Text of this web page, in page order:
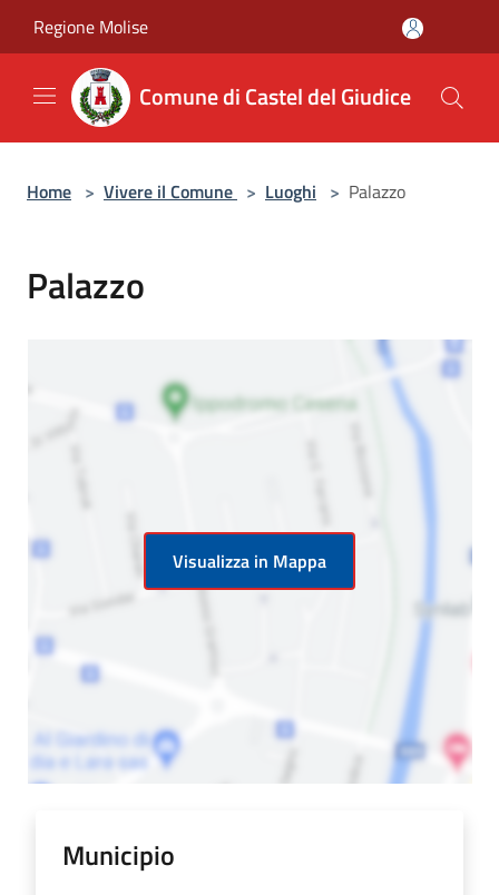
Regione Molise
Comune di Castel del Giudice
Home > Vivere il Comune > Luoghi > Palazzo
Palazzo
Visualizza in Mappa
Municipio